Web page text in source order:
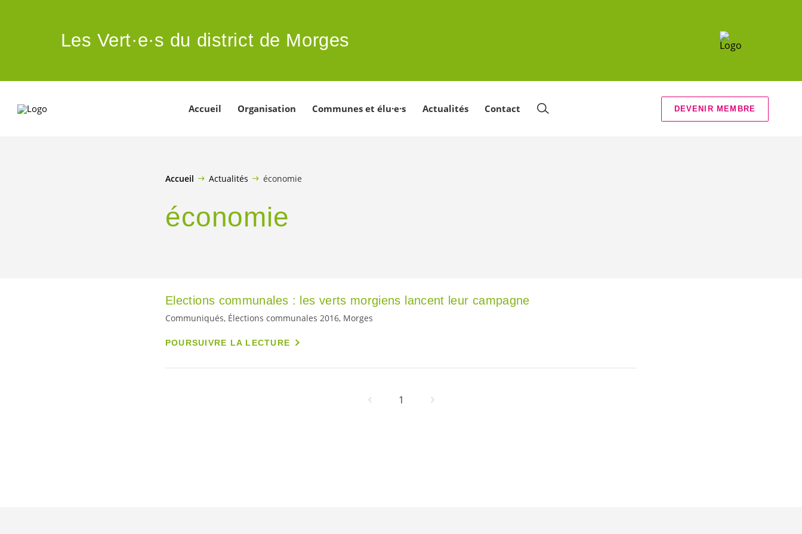
Les Vert·e·s du district de Morges
Accueil Organisation Communes et élu·e·s Actualités Contact DEVENIR MEMBRE
Accueil Actualités économie
économie
Elections communales : les verts morgiens lancent leur campagne
Communiqués, Élections communales 2016, Morges
POURSUIVRE LA LECTURE
1